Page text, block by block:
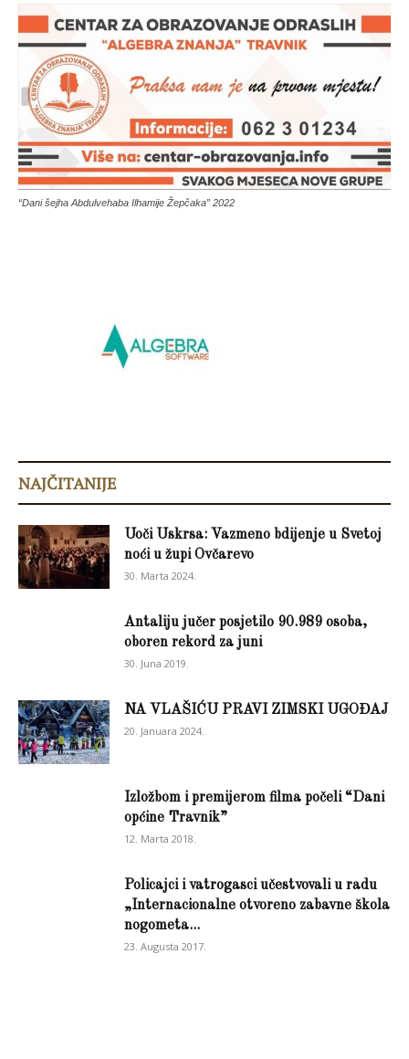
“Dani šejha Abdulvehaba Ilhamije Žepčaka” 2022
NAJČITANIJE
Uoči Uskrsa: Vazmeno bdijenje u Svetoj
noći u župi Ovčarevo
30. Marta 2024.
Antaliju jučer posjetilo 90.989 osoba,
oboren rekord za juni
30. Juna 2019.
NA VLAŠIĆU PRAVI ZIMSKI UGOĐAJ
20. Januara 2024.
Izložbom i premijerom filma počeli “Dani
općine Travnik”
12. Marta 2018.
Policajci i vatrogasci učestvovali u radu
„Internacionalne otvoreno zabavne škola
nogometa...
23. Augusta 2017.